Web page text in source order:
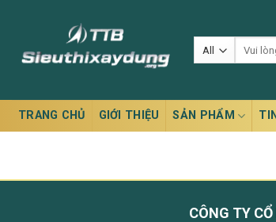
content
TRANG CHỦ GIỚI THIỆU SẢN PHẨM
CÔNG TY